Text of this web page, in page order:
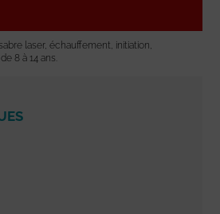
laser, échauffement, initiation,
8 à 14 ans.